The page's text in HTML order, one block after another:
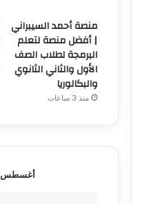
منصة أحمد السيبراني
| أفضل منصة لتعلم
البرمجة لطلاب الصف
الأول والثاني الثانوي
والبكالوريا
منذ 3 ساعات
أغسطس 2026